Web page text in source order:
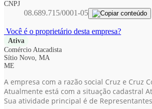
CNPJ
08.689.715/0001-05
Você é o proprietário desta empresa?
Ativa
Comércio Atacadista
Sítio Novo, MA
ME
A empresa com a razão social Cruz e Cruz
Atualmente está com a situação cadastral
Sua atividade principal é de